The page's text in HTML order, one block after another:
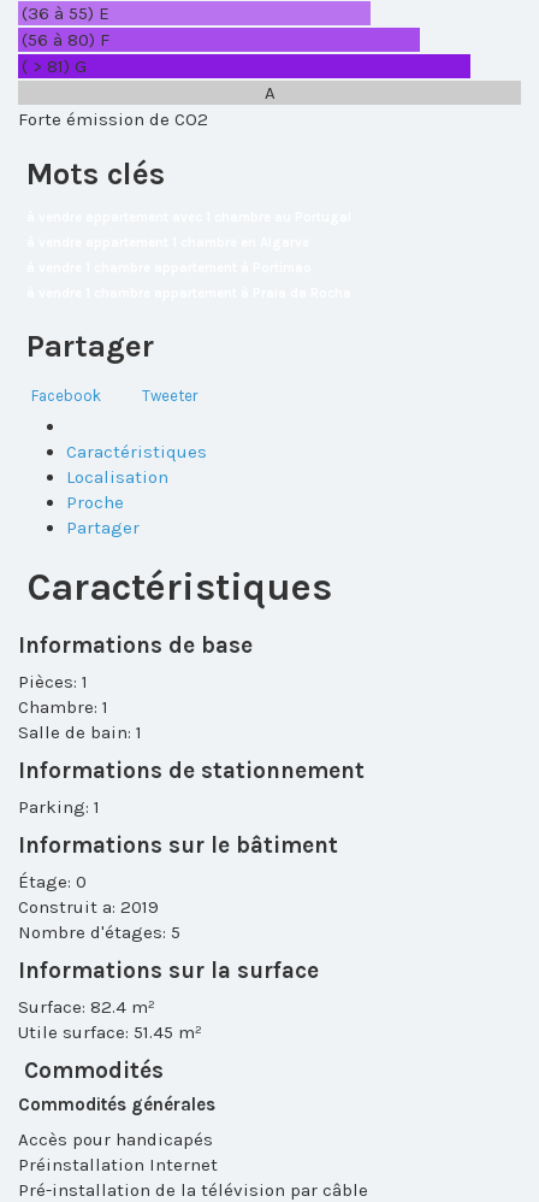
(36 à 55) E
(56 à 80) F
( > 81) G
A
Forte émission de CO2
Mots clés
Partager
Facebook Tweeter
Caractéristiques
Localisation
Proche
Partager
Caractéristiques
Informations de base
Pièces: 1
Chambre: 1
Salle de bain: 1
Informations de stationnement
Parking: 1
Informations sur le bâtiment
Étage: 0
Construit a: 2019
Nombre d'étages: 5
Informations sur la surface
Surface: 82.4 m²
Utile surface: 51.45 m²
Commodités
Commodités générales
Accès pour handicapés
Préinstallation Internet
Pré-installation de la télévision par câble